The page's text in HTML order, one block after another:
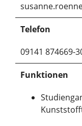
Telefon
09141 874669-
Funktionen